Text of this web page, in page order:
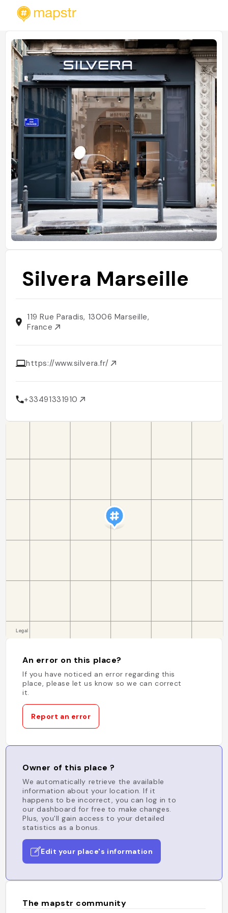
Silvera Marseille
119 Rue Paradis, 13006 Marseille,
France
https://www.silvera.fr/
+33491331910
An error on this place?
If you have noticed an error regarding this
place, please let us know so we can correct
it.
Report an error
Owner of this place ?
We automatically retrieve the available
information about your location. If it
happens to be incorrect, you can log in to
our dashboard for free to make changes.
Plus, you'll gain access to your detailed
statistics as a bonus.
Edit your place's information
The mapstr community